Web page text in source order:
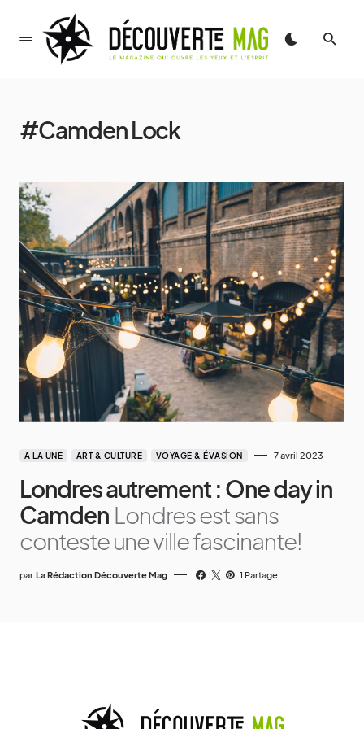
#Camden Lock
A LA UNE ART & CULTURE VOYAGE & ÉVASION 7 avril 2023
Londres autrement : One day in
Camden Londres est sans
conteste une ville fascinante!
par La Rédaction Découverte Mag 1 Partage